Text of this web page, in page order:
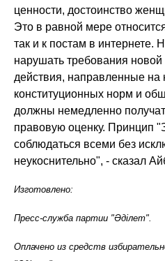
ценности, достоинство
Это в равной мере
так и к постам в интернете.
нарушать требования
действия, направленные
конституционных норм и
должны немедленно
правовую оценку. Принцип
соблюдаться всеми без
неукоснительно", - сказал
Изготовлено:
Пресс-служба партии "Әділет".
Оплачено из средств